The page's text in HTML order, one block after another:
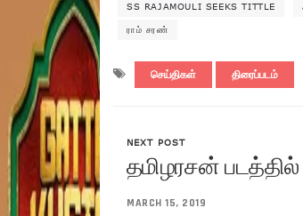
SS RAJAMOULI SEEKS TITTLE
ராம் சரண்
செய்திகள் திரைப்படம்
NEXT POST
தமிழரசன்
MARCH 15, 2019